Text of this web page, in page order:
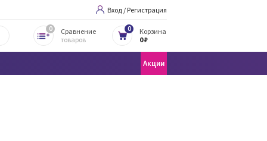
Вход / Регистрация
0
Сравнение
товаров
0
Корзина
0 ₽
Акции